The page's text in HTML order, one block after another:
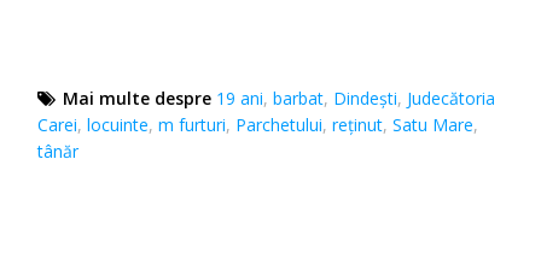
Mai multe despre 19 ani,barbat, Dindești, Judecătoria
Carei,locuinte,m furturi, Parchetului,reţinut,Satu Mare,
tânăr